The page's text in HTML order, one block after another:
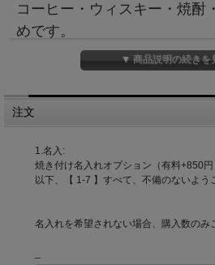
コーヒー・ウィスキー・焼酎
めです。
ご自分へのご褒美にし、お気
はいかがでしょうか？
また、ギフトとしてもらって
です。
サイト
▼ 商品説明の続きを
注文
1.名入:
焼き付け名入れオプション（有料+850円
以下、【 1-7 】すべて、不備のないよう
名入れを希望されない場合、購入数のみ